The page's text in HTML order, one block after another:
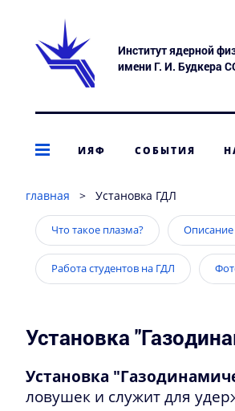
Институт ядерной
имени Г. И. Будкера
ИЯФ СОБЫТИЯ
главная > Установка ГДЛ
Что такое плазма?
Работа студентов на ГДЛ
Установка
Установка
ловушек и служит для